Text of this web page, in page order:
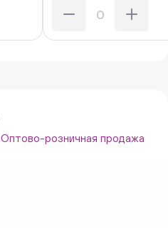
Оптово-розничная продажа